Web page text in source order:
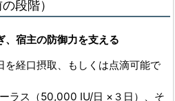
段階）
、宿主の防御力を支える
経口摂取、もしくは点滴可能で
ラス（50,000 IU/日 ×３日）、そ